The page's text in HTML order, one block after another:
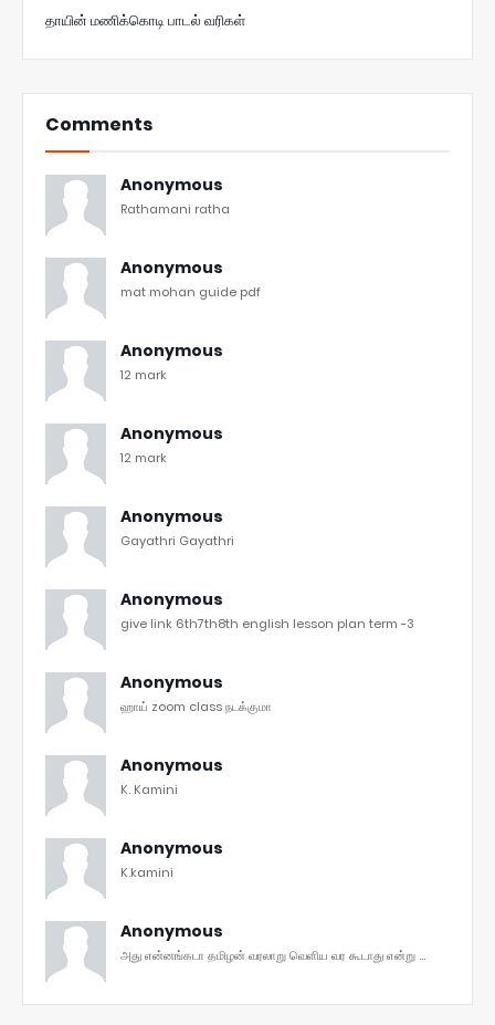
தாயின் மணிக்கொடி பாடல் வரிகள்
Comments
Anonymous
Rathamani ratha
Anonymous
mat mohan guide pdf
Anonymous
12 mark
Anonymous
12 mark
Anonymous
Gayathri Gayathri
Anonymous
give link 6th7th8th english lesson plan term -3
Anonymous
ஹாய் zoom class நடக்குமா
Anonymous
K. Kamini
Anonymous
K.kamini
Anonymous
அது என்னங்கடா தமிழன் வரலாறு வெளிய வர கூடாது என்று ...